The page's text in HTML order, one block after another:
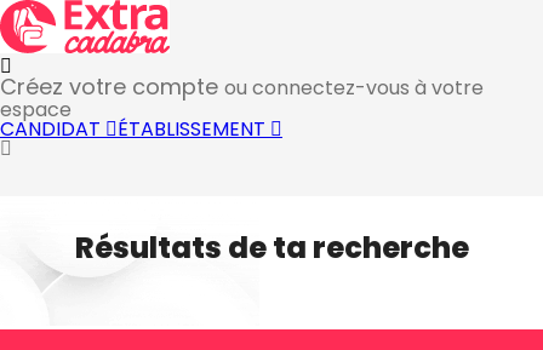
Créez votre compte ou connectez-vous à votre
espace
CANDIDAT ÉTABLISSEMENT
Résultats de ta recherche